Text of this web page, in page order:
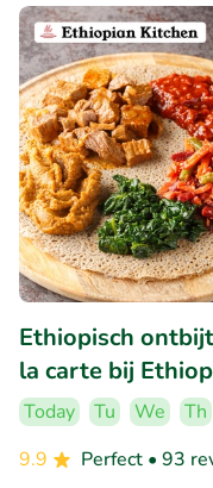
Ethiopisch
la carte bij
Today Tu We Th
9.9
Perfect • 93